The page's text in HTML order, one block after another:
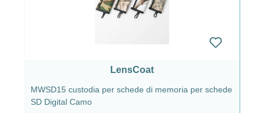
LensCoat
MWSD15 custodia per schede di memoria per schede
SD Digital Camo